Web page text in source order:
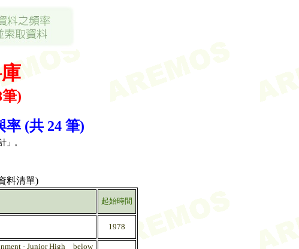
)
(共 24 筆)
」。
料清單)
起始時間
1978
- Junior High _ below